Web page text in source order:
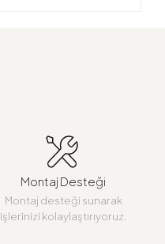
Montaj Desteği
Montaj desteği sunarak
işlerinizi kolaylaştırıyoruz.